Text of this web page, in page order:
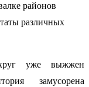
районов
различных
уже выжжен
замусорена